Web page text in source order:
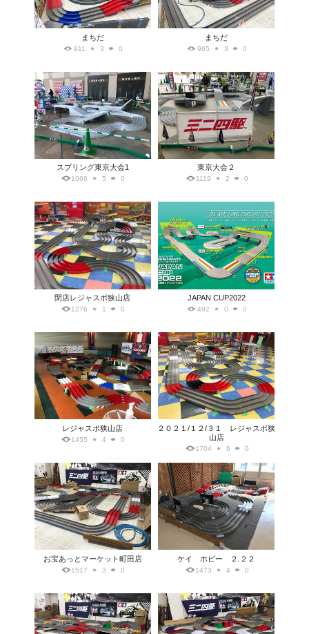
まちだ
911 3 0
まちだ
965 3 0
スプリング東京大会1
1066 5 0
東京大会２
1119 2 0
閉店レジャスポ狭山店
1276 1 0
JAPAN CUP2022
492 0 0
レジャスポ狭山店
1455 4 0
２０２１/１２/３１ レジャスポ狭
山店
1704 6 0
お宝あっとマーケット町田店
1517 3 0
ケイ ホビー ２.２２
1473 4 0